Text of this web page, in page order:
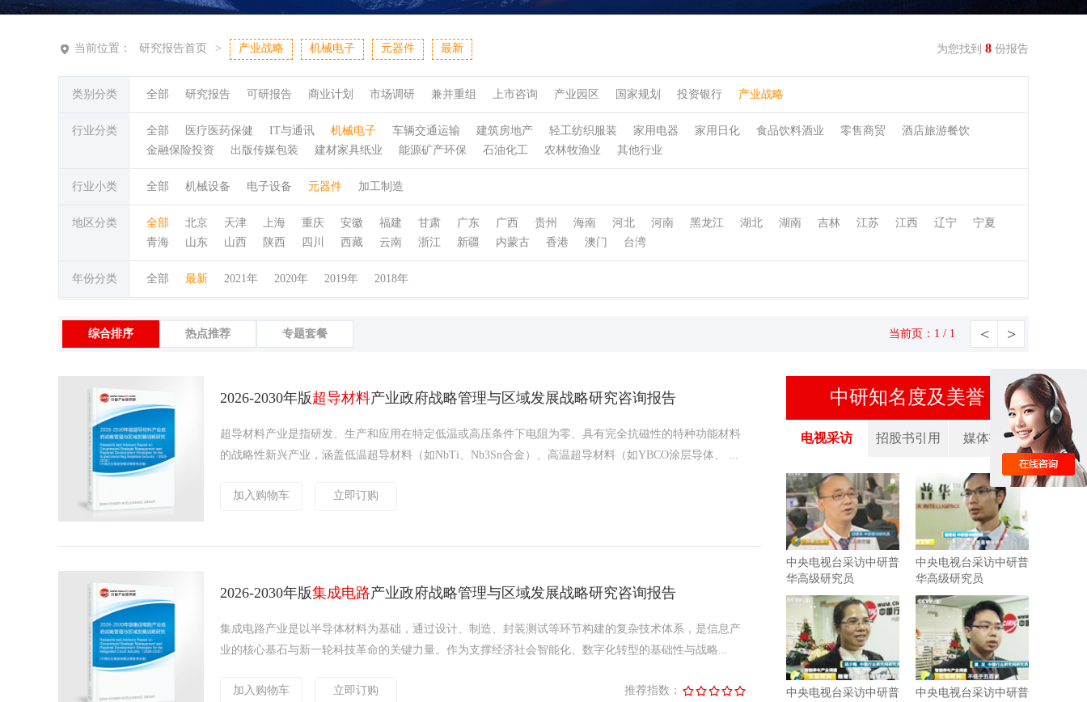
当前位置： 研究报告首页 > 产业战略 机械电子 元器件 最新 为您找到 8 份报告
类别分类 全部 研究报告 可研报告 商业计划 市场调研 兼并重组 上市咨询 产业园区 国家规划 投资银行 产业战略
行业分类 全部 医疗医药保健 IT与通讯 机械电子 车辆交通运输 建筑房地产 轻工纺织服装 家用电器 家用日化 食品饮料酒业 零售商贸
酒店旅游餐饮
金融保险投资
出版传媒包装 建材家具纸业 能源矿产环保 石油化工 农林牧渔业 其他行业
行业小类 全部 机械设备 电子设备 元器件 加工制造
地区分类 全部 北京 天津 上海 重庆 安徽 福建 甘肃 广东 广西 贵州 海南 河北 河南 黑龙江 湖北 湖南 吉林 江苏 江西 辽宁
宁夏
青海
山东 山西 陕西 四川 西藏 云南 浙江 新疆 内蒙古 香港 澳门 台湾
年份分类 全部 最新 2021年 2020年 2019年 2018年
综合排序 热点推荐 专题套餐 当前页：1 / 1 < >
2026-2030年版超导材料产业政府战略管理与区域发展战略研究咨询报告
超导材料产业是指研发、生产和应用在特定低温或高压条件下电阻为零、具有完全抗磁性的特种功能材料
的战略性新兴产业，涵盖低温超导材料（如NbTi、Nb3Sn合金）、高温超导材料（如YBCO涂层导体、 ...
加入购物车 立即订购
2026-2030年版集成电路产业政府战略管理与区域发展战略研究咨询报告
集成电路产业是以半导体材料为基础，通过设计、制造、封装测试等环节构建的复杂技术体系，是信息产
业的核心基石与新一轮科技革命的关键力量。作为支撑经济社会智能化、数字化转型的基础性与战略...
加入购物车 立即订购 推荐指数：
中研知名度及美誉
电视采访 招股书引用 媒体报道
中央电视台采访中研普
华高级研究员
中央电视台采访中研普
华高级研究员
中央电视台采访中研普
中央电视台采访中研普